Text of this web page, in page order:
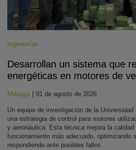
Ingenierías
Desarrollan un sistema que
energéticas en motores de
Málaga | 01 de agosto de 2026
Un equipo de investigación de la
una estrategia de control para motores
y aeronáutica. Esta técnica mejora la calidad
funcionamiento más adecuado, optimizando
respondiendo ante posibles fallos.